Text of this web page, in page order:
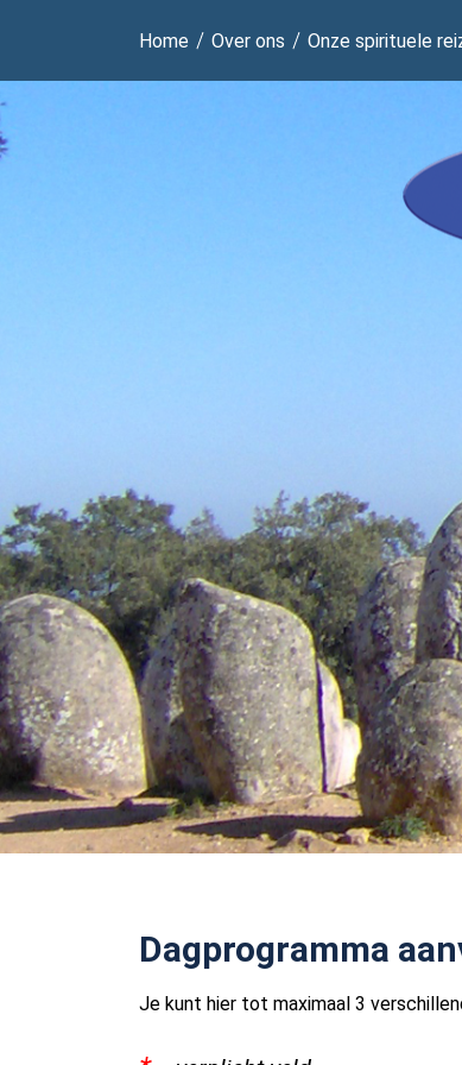
Home Over ons Onze spirituele
Dagprogramma
Je kunt hier tot maximaal 3